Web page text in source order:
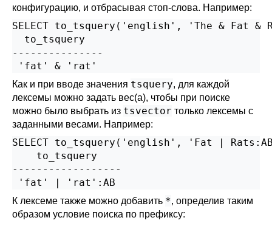
конфигурацию, и отбрасывая стоп-слова. Например:
SELECT to_tsquery('english', 'The & Fat &
  to_tsquery
---------------
Как и при вводе значения tsquery, для каждой
лексемы можно задать вес(а), чтобы при поиске
можно было выбрать из tsvector только лексемы с
заданными весами. Например:
SELECT to_tsquery('english', 'Fat |
    to_tsquery
------------------
К лексеме также можно добавить *, определив таким
образом условие поиска по префиксу: